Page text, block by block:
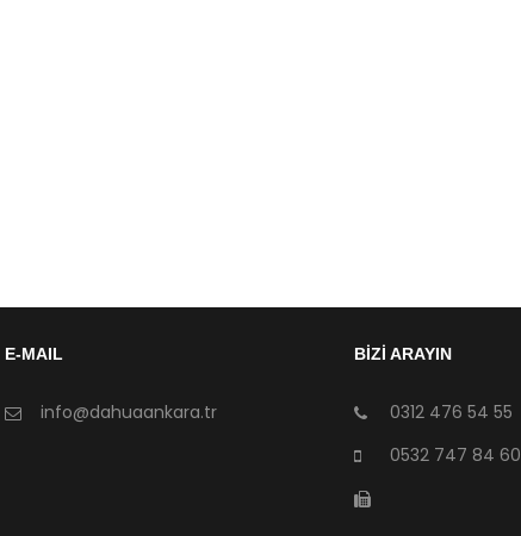
E-MAIL
info@dahuaankara.tr
BİZİ ARAYIN
0312 476 54 55
0532 747 84 60